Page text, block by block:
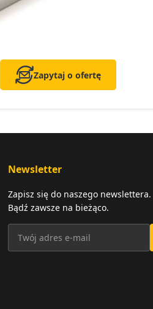
Zapytaj o ofertę
Newsletter
Zapisz się do naszego newslettera.
Bądź zawsze na bieżąco.